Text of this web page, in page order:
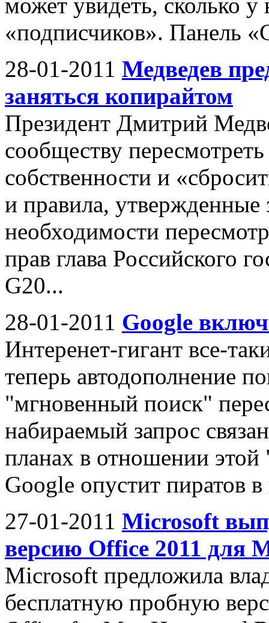
«подписчиков». Панель
28-01-2011 Медведев
заняться копирайтом
Президент Дмитрий
сообществу
собственности и
и правила, утвержденные
необходимости
прав глава Российского
G20...
28-01-2011 Google
Интеренет-гигант все-
теперь автодополнение
"мгновенный поиск"
набираемый запрос
планах в отношении
Google опустит пиратов
27-01-2011 Microsoft
версию Office 2011 для
Microsoft предложила
бесплатную пробную